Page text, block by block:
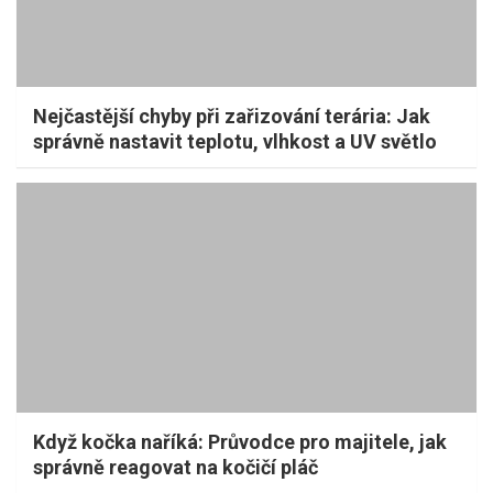
Nejčastější chyby při zařizování terária: Jak
správně nastavit teplotu, vlhkost a UV světlo
Když kočka naříká: Průvodce pro majitele, jak
správně reagovat na kočičí pláč